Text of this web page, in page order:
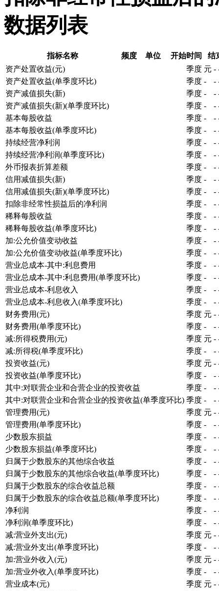
数据列表
指标名称 频度 单位 开始时间
结
资产处置收益(元)
季度 元 -
资产处置收益(单季度环比)
季度 - -
资产减值损失(新)
季度 - -
资产减值损失(新)(单季度环比)
季度 - -
基本每股收益
季度 - -
基本每股收益(单季度环比)
季度 - -
持续经营净利润
季度 - -
持续经营净利润(单季度环比)
季度 - -
外币报表折算差额
季度 - -
信用减值损失(新)
季度 - -
信用减值损失(新)(单季度环比)
季度 - -
扣除非经常性损益后的净利润
季度 - -
稀释每股收益
季度 - -
稀释每股收益(单季度环比)
季度 - -
加:公允价值变动收益
季度 - -
加:公允价值变动收益(单季度环比)
季度 - -
营业总成本-其中:利息费用
季度 - -
营业总成本-其中:利息费用(单季度环比)
季度 - -
营业总成本-利息收入
季度 - -
营业总成本-利息收入(单季度环比)
季度 - -
财务费用(元)
季度 元 -
财务费用(单季度环比)
季度 - -
减:所得税费用(元)
季度 元 -
减:所得税(单季度环比)
季度 - -
投资收益(元)
季度 元 -
投资收益(单季度环比)
季度 - -
其中:对联营企业和合营企业的投资收益
季度 - -
其中:对联营企业和合营企业的投资收益(单季度环比) 季度 - -
管理费用(元)
季度 元 -
管理费用(单季度环比)
季度 - -
少数股东损益
季度 - -
少数股东损益(单季度环比)
季度 - -
归属于少数股东的其他综合收益
季度 - -
归属于少数股东的其他综合收益(单季度环比)
季度 - -
归属于少数股东的综合收益总额
季度 - -
归属于少数股东的综合收益总额(单季度环比)
季度 - -
净利润
季度 - -
净利润(单季度环比)
季度 - -
减:营业外支出(元)
季度 元 -
减:营业外支出(单季度环比)
季度 - -
加:营业外收入(元)
季度 元 -
加:营业外收入(单季度环比)
季度 - -
营业成本(元)
季度 元 -